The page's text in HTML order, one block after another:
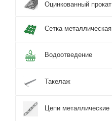
Оцинкованный прокат
Сетка металлическая
Водоотведение
Такелаж
Цепи металлические